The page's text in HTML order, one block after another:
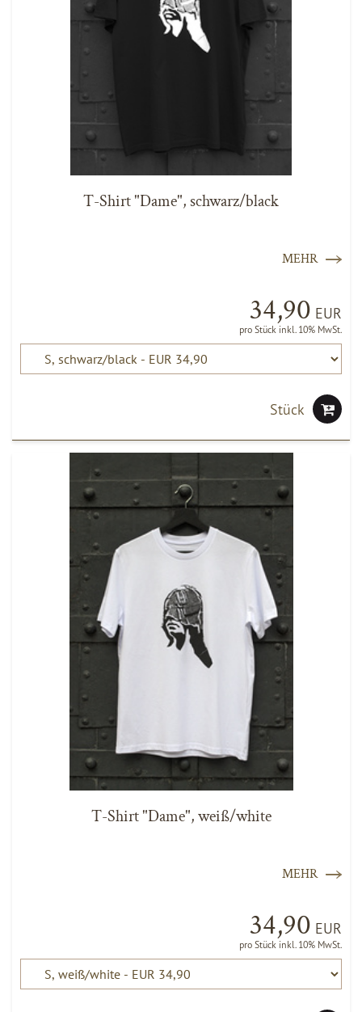
T-Shirt "Dame", schwarz/black
MEHR
34,90 EUR
pro Stück inkl. 10% MwSt.
Stück
T-Shirt "Dame", weiß/white
MEHR
34,90 EUR
pro Stück inkl. 10% MwSt.